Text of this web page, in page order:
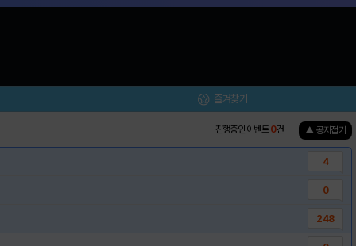
즐겨찾기
진행중인 이벤트0건 ▲ 공지접기
4
0
248